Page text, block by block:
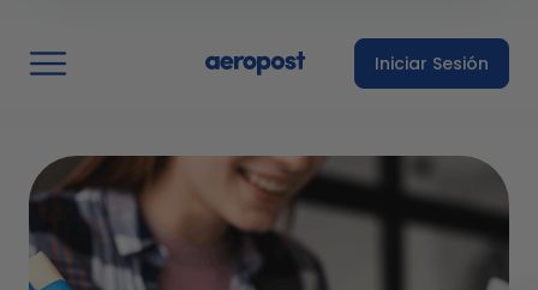
Iniciar Sesión